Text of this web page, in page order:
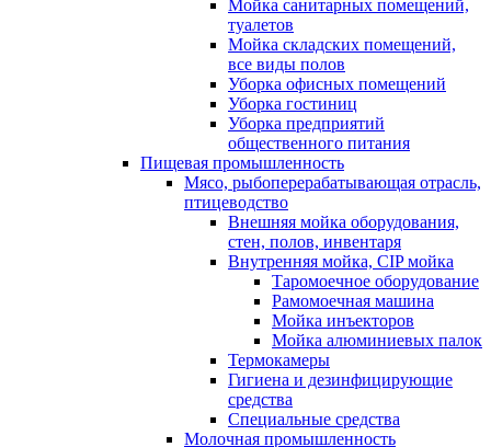
Мойка санитарных помещений,
туалетов
Мойка складских помещений,
все виды полов
Уборка офисных помещений
Уборка гостиниц
Уборка предприятий
общественного питания
Пищевая промышленность
Мясо, рыбоперерабатывающая отрасль,
птицеводство
Внешняя мойка оборудования,
стен, полов, инвентаря
Внутренняя мойка, CIP мойка
Таромоечное оборудование
Рамомоечная машина
Мойка инъекторов
Мойка алюминиевых палок
Термокамеры
Гигиена и дезинфицирующие
средства
Специальные средства
Молочная промышленность